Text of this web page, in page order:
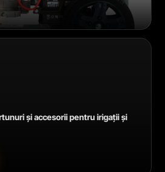
și accesorii pentru irigații și